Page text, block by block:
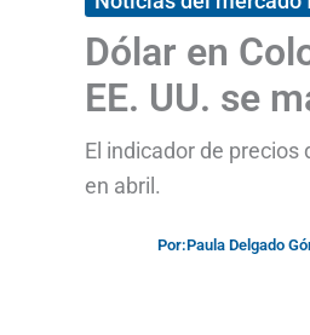
Dólar en
EE. UU. se
El indicador de precios
en abril.
Por:Paula Delgado